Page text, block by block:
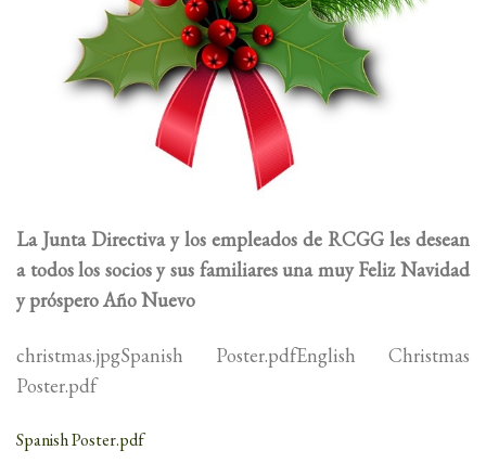
La Junta Directiva y los empleados de RCGG les desean
a todos los socios y sus familiares una muy Feliz Navidad
y próspero Año Nuevo
christmas.jpgSpanish Poster.pdfEnglish Christmas
Poster.pdf
Spanish Poster.pdf